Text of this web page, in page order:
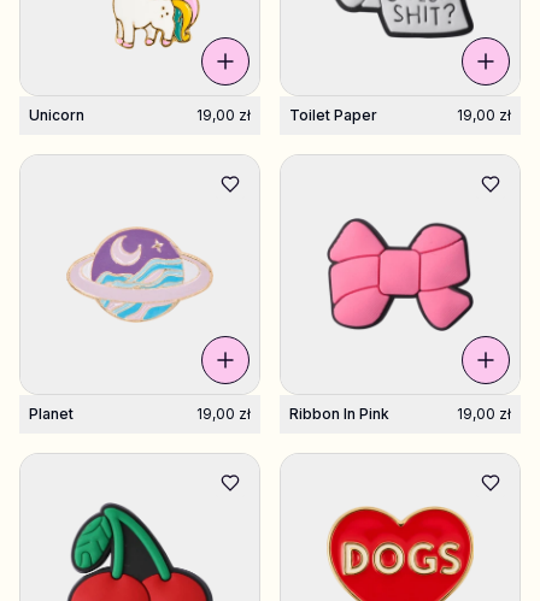
Unicorn 19,00 zł Toilet Paper 19,00 zł
Planet 19,00 zł Ribbon In Pink 19,00 zł